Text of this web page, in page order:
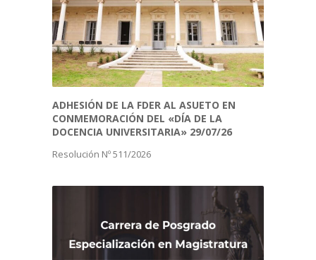
ADHESIÓN DE LA FDER AL ASUETO EN
CONMEMORACIÓN DEL «DÍA DE LA
DOCENCIA UNIVERSITARIA» 29/07/26
Resolución Nº 511/2026